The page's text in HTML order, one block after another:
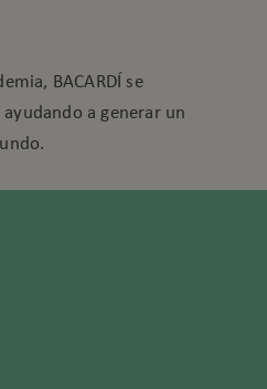
BACARDÍ se
a generar un